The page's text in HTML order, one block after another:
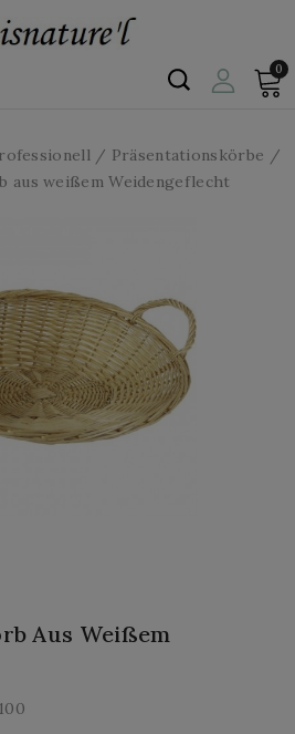
0
Präsentationskörbe
aus weißem Weidengeflecht
Aus Weißem